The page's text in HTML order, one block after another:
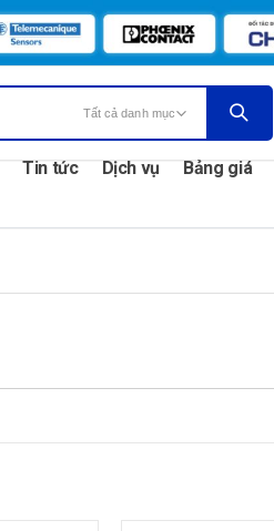
Tin tức Dịch vụ Bảng giá